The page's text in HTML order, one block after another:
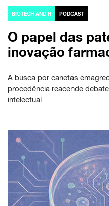
BIOTECH AND H PODCAST
O papel das
inovação
A busca por canetas
procedência reacende
intelectual